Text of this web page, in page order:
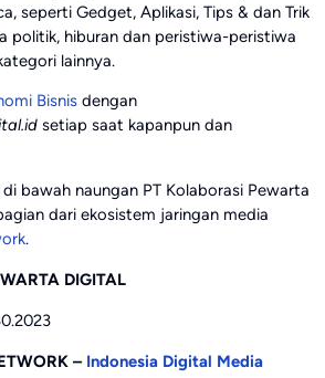
seperti Gedget, Aplikasi, Tips & dan Trik
politik, hiburan dan peristiwa-peristiwa
lainnya.
Bisnisdengan
setiap saat kapanpun dan
bawah naungan PT Kolaborasi Pewarta
dari ekosistem jaringan media
.
DIGITAL
– Indonesia Digital Media